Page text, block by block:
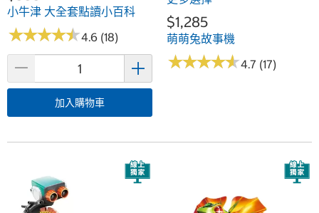
小牛津 大全套點讀小百科
★★★★★
★★★★★4.6 (18)
加入購物車
$1,285
萌萌兔故事機
★★★★★
★★★★★4.7 (17)